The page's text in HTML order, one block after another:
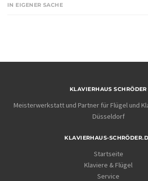
IN EIGENER SACHE
KLAVIERHAUS SCHRÖDER
Meisterwerkstatt und Partner für Flügel und
Düsseldorf
KLAVIERHAUS-
Startseite
Klaviere & Flügel
Service